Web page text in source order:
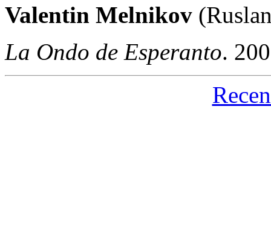
Valentin Melnikov
La Ondo de Esperanto.